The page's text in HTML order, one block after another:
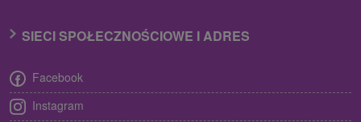
SIECI SPOŁECZNOŚCIOWE I ADRES
Facebook
Instagram